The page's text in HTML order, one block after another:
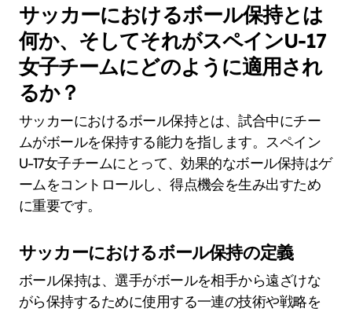
サッカーにおけるボール保持とは
何か、そしてそれがスペインU-17
女子チームにどのように適用され
るか？
サッカーにおけるボール保持とは、試合中にチー
ムがボールを保持する能力を指します。スペイン
U-17女子チームにとって、効果的なボール保持はゲ
ームをコントロールし、得点機会を生み出すため
に重要です。
サッカーにおけるボール保持の定義
ボール保持は、選手がボールを相手から遠ざけな
がら保持するために使用する一連の技術や戦略を